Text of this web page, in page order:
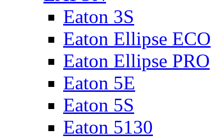
Eaton 3S
Eaton Ellipse ECO
Eaton Ellipse PRO
Eaton 5E
Eaton 5S
Eaton 5130